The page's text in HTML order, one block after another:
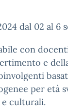
dal 02 al 6
con
e
per età
culturali.